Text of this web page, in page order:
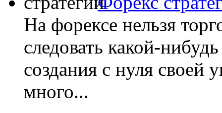
На форексе нельзя
следовать какой-
создания с нуля своей
много...